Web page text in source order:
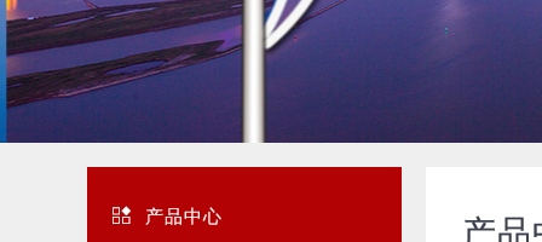
产品中心 产品